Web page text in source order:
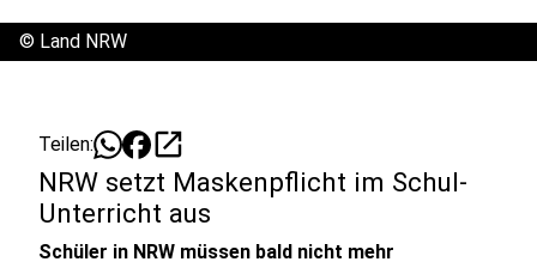
© Land NRW
Teilen: open_in_new
NRW setzt Maskenpflicht im Schul-
Unterricht aus
Schüler in NRW müssen bald nicht mehr